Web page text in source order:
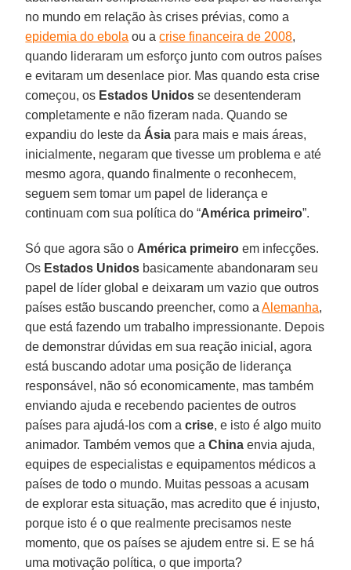
no mundo em relação às crises prévias, como a
epidemia do ebola ou acrise financeira de 2008,
quando lideraram um esforço junto com outros países
e evitaram um desenlace pior. Mas quando esta crise
começou, os Estados Unidos se desentenderam
completamente e não fizeram nada. Quando se
expandiu do leste da Ásia para mais e mais áreas,
inicialmente, negaram que tivesse um problema e até
mesmo agora, quando finalmente o reconhecem,
seguem sem tomar um papel de liderança e
continuam com sua política do “América primeiro”.
Só que agora são o América primeiro em infecções.
Os Estados Unidos basicamente abandonaram seu
papel de líder global e deixaram um vazio que outros
países estão buscando preencher, como aAlemanha,
que está fazendo um trabalho impressionante. Depois
de demonstrar dúvidas em sua reação inicial, agora
está buscando adotar uma posição de liderança
responsável, não só economicamente, mas também
enviando ajuda e recebendo pacientes de outros
países para ajudá-los com acrise, e isto é algo muito
animador. Também vemos que aChina envia ajuda,
equipes de especialistas e equipamentos médicos a
países de todo o mundo. Muitas pessoas a acusam
de explorar esta situação, mas acredito que é injusto,
porque isto é o que realmente precisamos neste
momento, que os países se ajudem entre si. E se há
uma motivação política, o que importa?